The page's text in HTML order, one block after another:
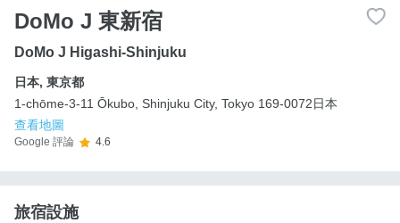
DoMo J 東新宿
DoMo J Higashi-Shinjuku
日本, 東京都
1-chōme-3-11 Ōkubo, Shinjuku City, Tokyo 169-0072日本
查看地圖
Google 評論 4.6
旅宿設施